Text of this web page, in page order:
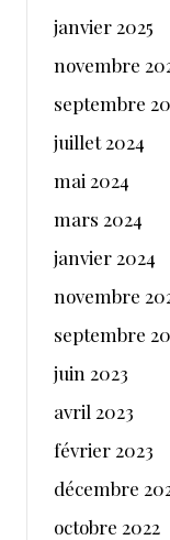
janvier 2025
novembre
septembre
juillet 2024
mai 2024
mars 2024
janvier 2024
novembre
septembre
juin 2023
avril 2023
février 2023
décembre
octobre 2022